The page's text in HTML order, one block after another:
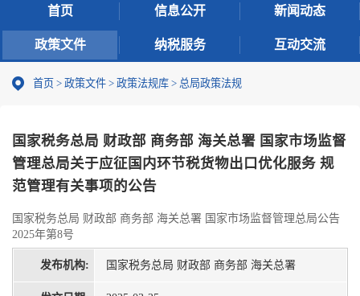
首页 信息公开 新闻动态
政策文件 纳税服务 互动交流
首页 > 政策文件 > 政策法规库 > 总局政策法规
国家税务总局 财政部 商务部 海关总署 国家市场监督
管理总局关于应征国内环节税货物出口优化服务 规
范管理有关事项的公告
国家税务总局 财政部 商务部 海关总署 国家市场监督管理总局公告
2025年第8号
发布机构: 国家税务总局 财政部 商务部 海关总署